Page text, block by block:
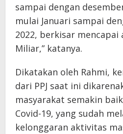
sampai dengan
mulai Januari sampai
2022, berkisar mencapai
Miliar,” katanya.
Dikatakan oleh Rahmi,
dari PPJ saat ini
masyarakat semakin
Covid-19, yang sudah
kelonggaran aktivitas